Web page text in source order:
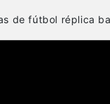
de fútbol réplica